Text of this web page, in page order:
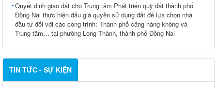
Quyết định giao đất cho Trung tâm Phát triển quỹ đất thành phố
Đồng Nai thực hiện đấu giá quyền sử dụng đất để lựa chọn nhà
đầu tư đối với các công trình: Thành phố cảng hàng không và
Trung tâm… tại phường Long Thành, thành phố Đồng Nai
TIN TỨC - SỰ KIỆN